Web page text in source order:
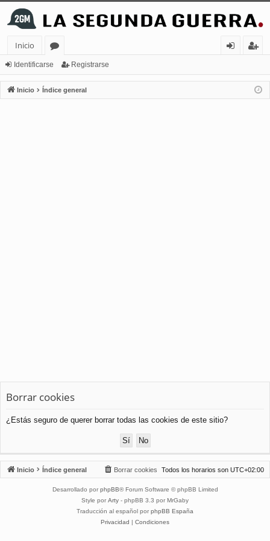
Inicio
or
os
nt
ifi
ist
ra
Identificarse Registrarse
Inicio Índice general
Borrar cookies
¿Estás seguro de querer borrar todas las cookies de este sitio?
Inicio Índice general Todos los horarios son UTC+02:00
Borrar cookies
Desarrollado por phpBB® Forum Software © phpBB Limited
Style por Arty - phpBB 3.3 por MrGaby
Traducción al español por phpBB España
Privacidad | Condiciones